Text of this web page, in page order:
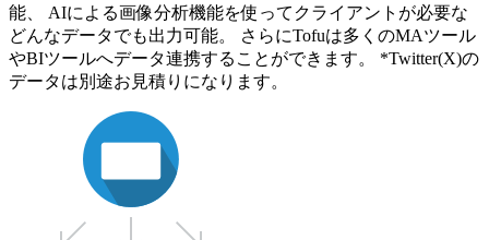
能、 AIによる画像分析機能を使ってクライアントが必要な
どんなデータでも出力可能。 さらにTofuは多くのMAツール
やBIツールへデータ連携することができます。 *Twitter(X)の
データは別途お見積りになります。